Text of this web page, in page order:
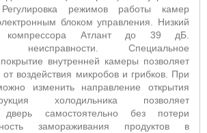
режимов работы камер
блоком управления. Низкий
компрессора Атлант до 39 дБ.
неисправности. Специальное
внутренней камеры позволяет
воздействия микробов и грибков. При
изменить направление открытия
холодильника позволяет
дверь самостоятельно без потери
замораживания продуктов в